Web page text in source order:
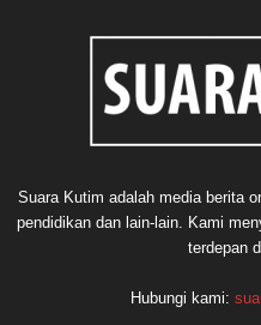
Suara Kutim adalah media berita
pendidikan dan lain-lain. Kami
terdepan
Hubungi kami: